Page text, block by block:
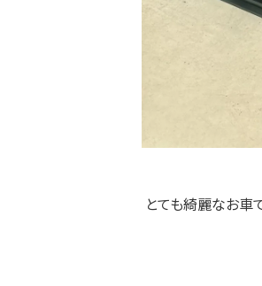
とても綺麗なお車